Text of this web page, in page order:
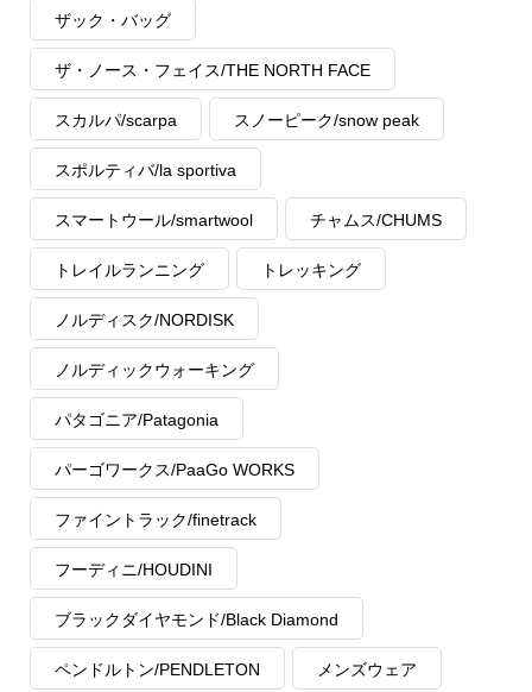
ザック・バッグ
ザ・ノース・フェイス/THE NORTH FACE
スカルパ/scarpa スノーピーク/snow peak
スポルティバ/la sportiva
スマートウール/smartwool チャムス/CHUMS
トレイルランニング トレッキング
ノルディスク/NORDISK
ノルディックウォーキング
パタゴニア/Patagonia
パーゴワークス/PaaGo WORKS
ファイントラック/finetrack
フーディニ/HOUDINI
ブラックダイヤモンド/Black Diamond
ペンドルトン/PENDLETON メンズウェア